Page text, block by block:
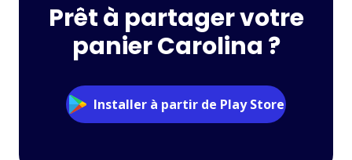
Prêt à partager votre
panier Carolina ?
Installer à partir de Play Store